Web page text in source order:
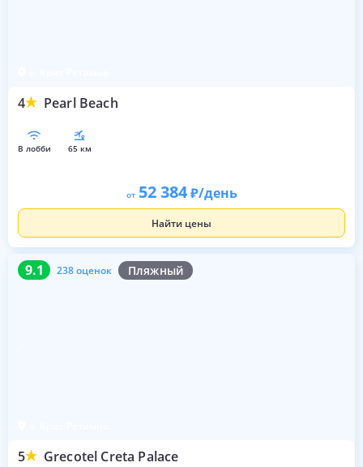
4 Pearl Beach
в лобби 65 км
от 52 384 /день
Найти цены
9.1 238 оценок Пляжный
5 Grecotel Creta Palace
9.1 238 оценок